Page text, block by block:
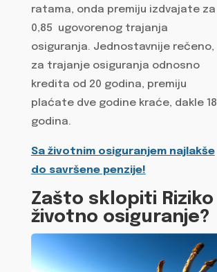
ratama, onda premiju izdvajate za
0,85 ugovorenog trajanja
osiguranja. Jednostavnije rečeno,
za trajanje osiguranja odnosno
kredita od 20 godina, premiju
plaćate dve godine kraće, dakle 18
godina.
Sa životnim osiguranjem najlakše
do savršene penzije!
Zašto sklopiti Riziko
životno osiguranje?